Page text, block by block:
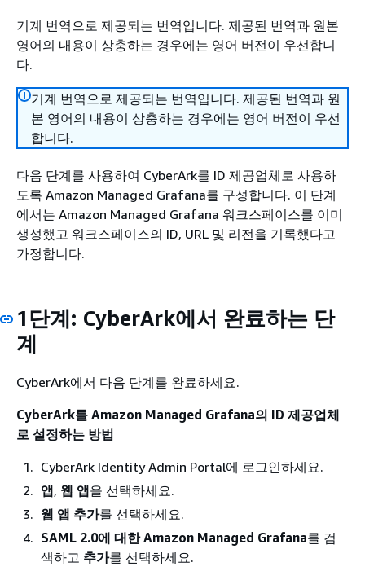
기계 번역으로 제공되는 번역입니다. 제공된 번역과 원본
영어의 내용이 상충하는 경우에는 영어 버전이 우선합니
다.
기계 번역으로 제공되는 번역입니다. 제공된 번역과 원
본 영어의 내용이 상충하는 경우에는 영어 버전이 우선
합니다.
다음 단계를 사용하여 CyberArk를 ID 제공업체로 사용하
도록 Amazon Managed Grafana를 구성합니다. 이 단계
에서는 Amazon Managed Grafana 워크스페이스를 이미
생성했고 워크스페이스의 ID, URL 및 리전을 기록했다고
가정합니다.
1단계: CyberArk에서 완료하는 단
계
CyberArk에서 다음 단계를 완료하세요.
CyberArk를 Amazon Managed Grafana의 ID 제공업체
로 설정하는 방법
CyberArk Identity Admin Portal에 로그인하세요.
앱, 웹 앱을 선택하세요.
웹 앱 추가를 선택하세요.
SAML 2.0에 대한 Amazon Managed Grafana를 검
색하고 추가를 선택하세요.